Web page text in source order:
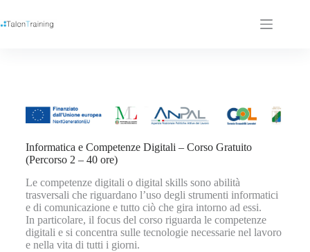
Informatica e Competenze Digitali – Corso Gratuito
(Percorso 2 – 40 ore)
Le competenze digitali o digital skills sono abilità
trasversali che riguardano l’uso degli strumenti informatici
e di comunicazione e tutto ciò che gira intorno ad essi.
In particolare, il focus del corso riguarda le competenze
digitali e si concentra sulle tecnologie necessarie nel lavoro
e nella vita di tutti i giorni.